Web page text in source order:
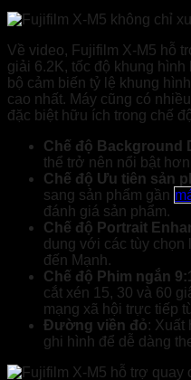
Về video, Fujifilm X-M5 hỗ
giải 6.2K, tốc độ khung
bộ cảm biến tỷ lệ khung
cao nhất. Máy cũng có
đặc biệt hữu ích trong chế
Chế độ Background
thể trở nên nổi bật
Chế độ Ưu tiên sản
sang sản phẩm gần
đánh giá sản phẩm.
Chế độ Portrait
dung với các tùy chọn
đến Mạnh.
Chế độ Phim ngắn
cắt xén 15, 30 và 60
mạng xã hội trực tiếp
Đường viền đỏ: Xuất
ghi hình để dễ dàng